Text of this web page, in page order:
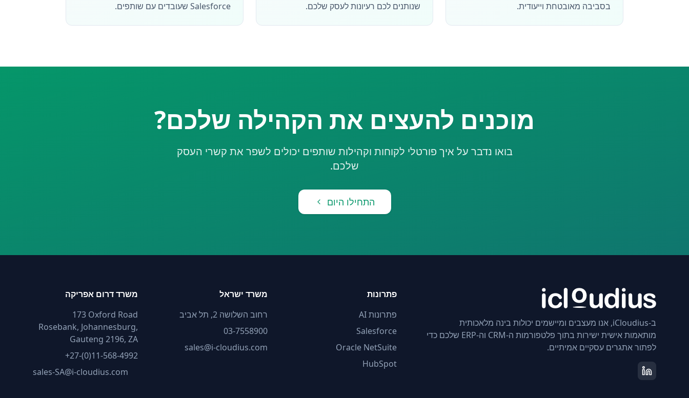
בסביבה מאובטחת וייעודית.
שנותנים לכם רעיונות לעסק שלכם.
Salesforce שעובדים עם שותפים.
מוכנים להעצים את הקהילה שלכם?
בואו נדבר על איך פורטלי לקוחות וקהילות שותפים יכולים לשפר את קשרי העסק
שלכם.
התחילו היום
ב-iCloudius, אנו מעצבים ומיישמים יכולות בינה מלאכותית
מותאמות אישית ישירות בתוך פלטפורמות ה-CRM וה-ERP שלכם כדי
לפתור אתגרים עסקיים אמיתיים.
פתרונות
פתרונות AI
Salesforce
Oracle NetSuite
HubSpot
משרד ישראל
רחוב השלושה 2, תל אביב
03-7558900
sales@i-cloudius.com
משרד דרום אפריקה
173 Oxford Road
Rosebank, Johannesburg,
Gauteng 2196, ZA
+27-(0)11-568-4992
sales-SA@i-cloudius.com